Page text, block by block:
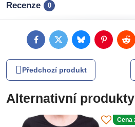
Recenze 0
FacebookTwitterBlueskyPinterest
Předchozí produkt
Alternativní produkty
Cena